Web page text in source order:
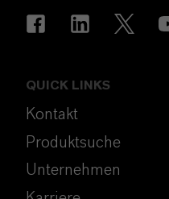
QUICK LINKS
Kontakt
Produktsuche
Unternehmen